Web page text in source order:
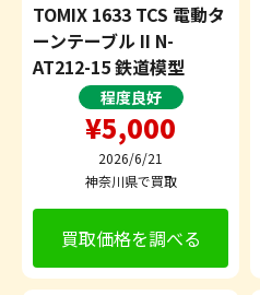
TOMIX 1633 TCS 電動タ
ーンテーブル II N-
AT212-15 鉄道模型
程度良好
¥5,000
2026/6/21
神奈川県で買取
買取価格を調べる